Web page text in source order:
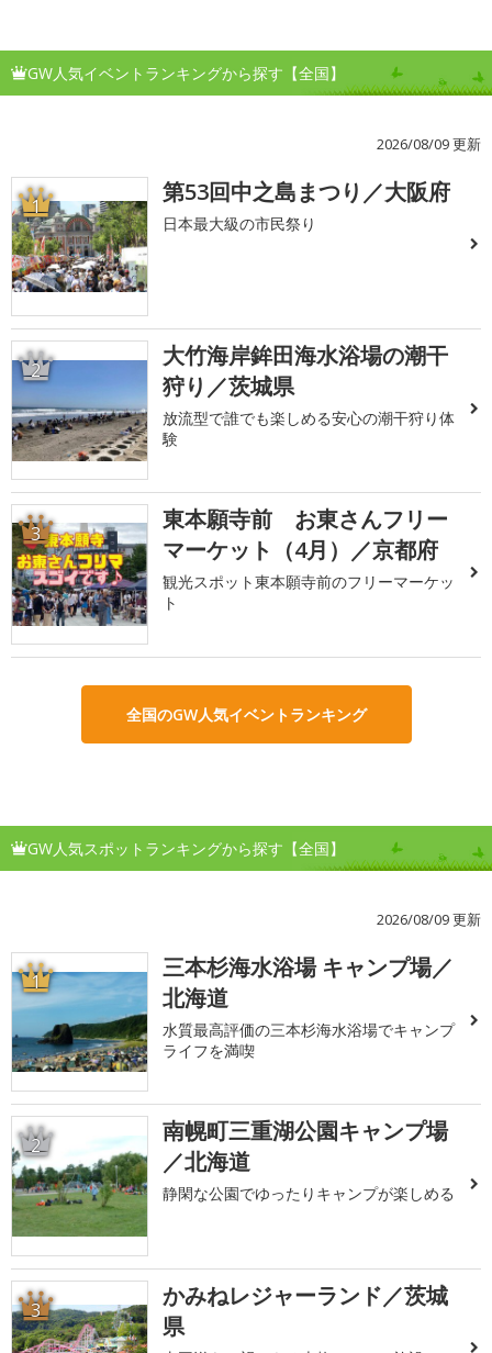
GW人気イベントランキングから探す【全国】
2026/08/09 更新
1 第53回中之島まつり／大阪府
日本最大級の市民祭り
2
大竹海岸鉾田海水浴場の潮干
狩り／茨城県
放流型で誰でも楽しめる安心の潮干狩り体
験
3
東本願寺前 お東さんフリー
マーケット（4月）／京都府
観光スポット東本願寺前のフリーマーケッ
ト
全国のGW人気イベントランキング
GW人気スポットランキングから探す【全国】
2026/08/09 更新
1
三本杉海水浴場 キャンプ場／
北海道
水質最高評価の三本杉海水浴場でキャンプ
ライフを満喫
2
南幌町三重湖公園キャンプ場
／北海道
静閑な公園でゆったりキャンプが楽しめる
3
かみねレジャーランド／茨城
県